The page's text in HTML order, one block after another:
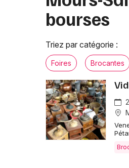
bourses
Triez par catégorie :
Foires Brocantes